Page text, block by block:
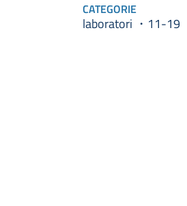
CATEGORIE
laboratori 11-19